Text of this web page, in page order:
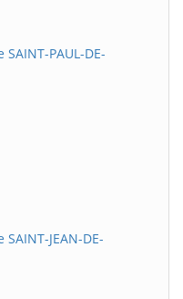
PAUL-DE-
JEAN-DE-